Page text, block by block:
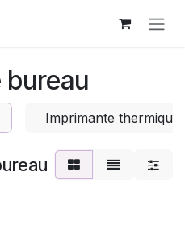
bureau
Imprimante thermique